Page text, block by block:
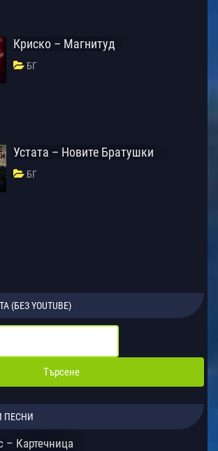
Криско – Магнитуд
БГ
Устата – Новите Братушки
БГ
(БЕЗ YOUTUBE)
ПЕСНИ
– Картечница